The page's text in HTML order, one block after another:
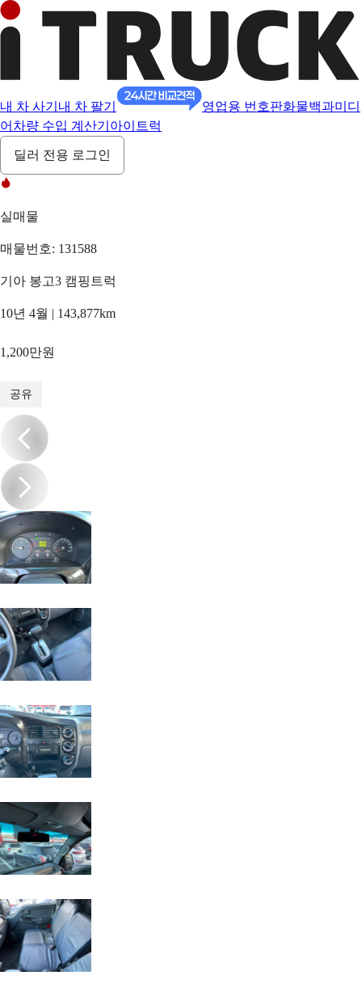
내 차 사기 내 차 팔기 영업용 번호판화물백과미디
어 차량 수입 계산기 아이트럭
딜러 전용 로그인
실매물
매물번호: 131588
기아 봉고3 캠핑트럭
10년 4월 | 143,877km
1,200만원
공유
/16